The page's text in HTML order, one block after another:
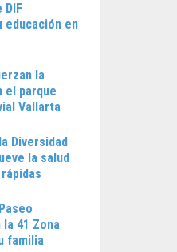
DIF
educación en
la
el parque
Vallarta
Diversidad
la salud
la 41 Zona
familia